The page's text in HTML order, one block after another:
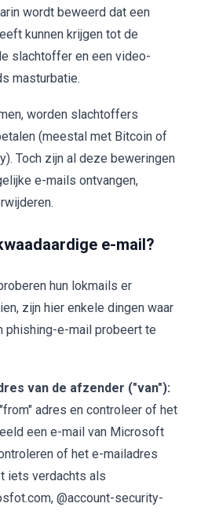
wordt beweerd dat een
kunnen krijgen tot de
slachtoffer en een video-
masturbatie.
worden slachtoffers
(meestal met Bitcoin of
Toch zijn al deze beweringen
e-mails ontvangen,
e-mail?
hun lokmails er
zijn hier enkele dingen waar
phishing-e-mail probeert te
van de afzender ("van"):
adres en controleer of het
een e-mail van Microsoft
of het e-mailadres
iets verdachts als
@account-security-